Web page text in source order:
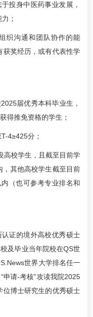
投身中医药事业发展，
；
织沟通和团队协作的能
获奖经历，或有代表性学
届优秀本科毕业生，
得推免资格的学生；
4≥425分；
高校学生，且截至目前学
，其他高校学生截至目前
（也可参考专业排名和
认证的境外高校优秀硕士
及毕业当年院校在QS世
世界大学排名任一
申请-考核”攻读我院2025
位博士研究生的优秀硕士